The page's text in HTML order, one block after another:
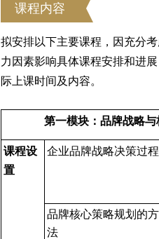
课程内容
拟安排以下主要课程，因充分
力因素影响具体课程安排和进
际上课时间及内容。
第一模块： 品牌战略与
课程设
置
企业品牌战略决策过程
品牌核心策略规划的方
法